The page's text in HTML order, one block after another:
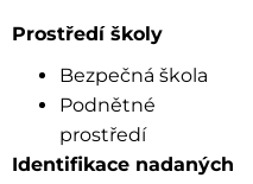
Prostředí školy
Bezpečná škola
Podnětné
prostředí
Identifikace nadaných